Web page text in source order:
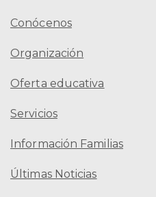
Conócenos
Organización
Oferta educativa
Servicios
Información Familias
Últimas Noticias